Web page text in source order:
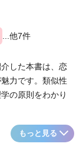
...他7件
した本書は、恋
力です。類似性
の原則をわかり
もっと見る